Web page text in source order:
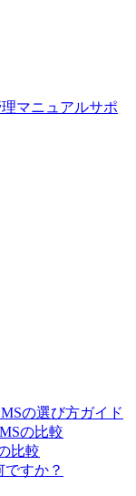
マニュアルサポ
の選び方ガイド
の比較
比較
すか？